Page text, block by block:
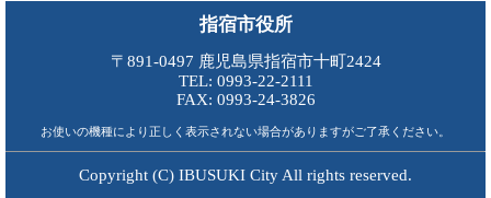
指宿市役所
〒891-0497 鹿児島県指宿市十町2424
TEL: 0993-22-2111
FAX: 0993-24-3826
お使いの機種により正しく表示されない場合がありますがご了承ください。
Copyright (C) IBUSUKI City All rights reserved.